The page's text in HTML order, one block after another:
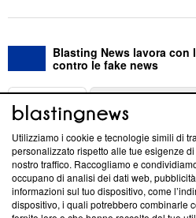
Blasting News lavora con
contro le fake news
ABOUT
Questa sezione offre informazioni
News, sui nostri processi editoriali
creare news di qualità. Inoltre,
‘Trust Project - News with Integrity’
ancora membro del programma,
Utilizziamo i cookie e tecnologie simili di
personalizzato rispetto alle tue esigenze
nostro traffico. Raccogliamo e
occupano di analisi dei dati web,
informazioni sul tuo dispositivo, come
dispositivo, i quali potrebbero combinarle